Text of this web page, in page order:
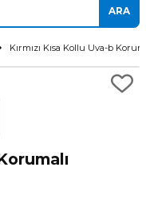
ARA
Kırmızı Kısa Kollu Uva-b